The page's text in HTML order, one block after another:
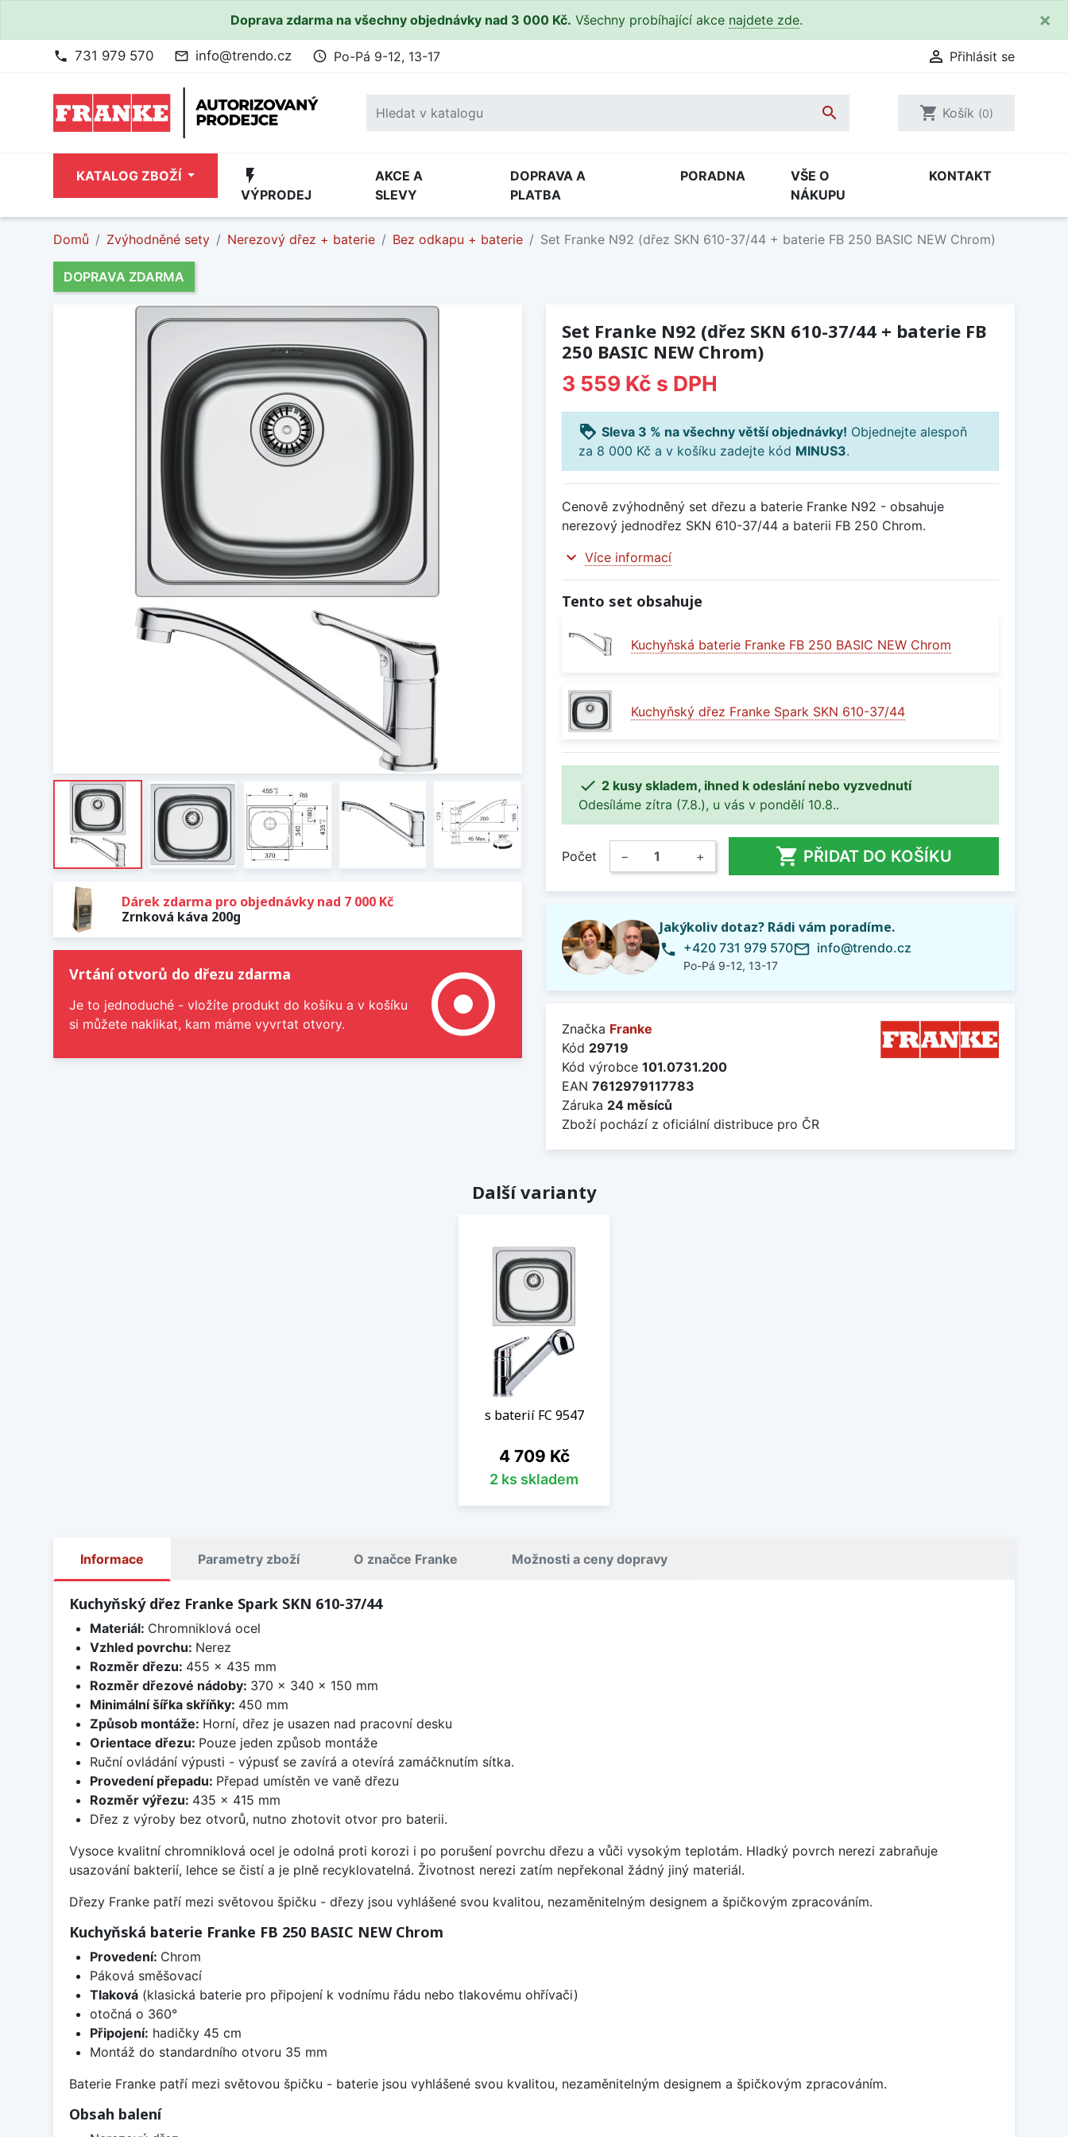
Doprava zdarma na všechny objednávky nad 3 000 Kč. Všechny probíhající akce najdete zde. ×
phone 731 979 570 mail_outline info@trendo.cz access_time Po-Pá 9-12, 13-17  Přihlásit se
 shopping_cart Košík (0)
KATALOG ZBOŽÍ flash_on
VÝPRODEJ
AKCE A
SLEVY
DOPRAVA A
PLATBA
PORADNA
VŠE O
NÁKUPU
KONTAKT
Domů Zvýhodněné sety Nerezový dřez + baterie Bez odkapu + baterie Set Franke N92 (dřez SKN 610-37/44 + baterie FB 250 BASIC NEW Chrom)
DOPRAVA ZDARMA
Dárek zdarma pro objednávky nad 7 000 Kč
Zrnková káva 200g
Vrtání otvorů do dřezu zdarma
Je to jednoduché - vložíte produkt do košíku a v košíku
si můžete naklikat, kam máme vyvrtat otvory.
adjust
Set Franke N92 (dřez SKN 610-37/44 + baterie FB
250 BASIC NEW Chrom)
3 559 Kč s DPH
loyalty Sleva 3 % na všechny větší objednávky! Objednejte alespoň
za 8 000 Kč a v košíku zadejte kód MINUS3.
Cenově zvýhodněný set dřezu a baterie Franke N92 - obsahuje
nerezový jednodřez SKN 610-37/44 a baterii FB 250 Chrom.
expand_more Více informací
Tento set obsahuje
Kuchyňská baterie Franke FB 250 BASIC NEW Chrom
Kuchyňský dřez Franke Spark SKN 610-37/44
 2 kusy skladem, ihned k odeslání nebo vyzvednutí
Odesíláme zítra (7.8.), u vás v pondělí 10.8..
Počet − +  PŘIDAT DO KOŠÍKU
Jakýkoliv dotaz? Rádi vám poradíme.
phone +420 731 979 570
Po-Pá 9-12, 13-17
mail_outline info@trendo.cz
Značka Franke
Kód 29719
Kód výrobce 101.0731.200
EAN 7612979117783
Záruka 24 měsíců
Zboží pochází z oficiální distribuce pro ČR
Další varianty
s baterií FC 9547
Cena
4 709 Kč
2 ks skladem
Informace Parametry zboží O značce Franke Možnosti a ceny dopravy
Kuchyňský dřez Franke Spark SKN 610-37/44
Materiál: Chromniklová ocel
Vzhled povrchu: Nerez
Rozměr dřezu: 455 x 435 mm
Rozměr dřezové nádoby: 370 x 340 x 150 mm
Minimální šířka skříňky: 450 mm
Způsob montáže: Horní, dřez je usazen nad pracovní desku
Orientace dřezu: Pouze jeden způsob montáže
Ruční ovládání výpusti - výpusť se zavírá a otevírá zamáčknutím sítka.
Provedení přepadu: Přepad umístěn ve vaně dřezu
Rozměr výřezu: 435 x 415 mm
Dřez z výroby bez otvorů, nutno zhotovit otvor pro baterii.
Vysoce kvalitní chromniklová ocel je odolná proti korozi i po porušení povrchu dřezu a vůči vysokým teplotám. Hladký povrch nerezi zabraňuje
usazování bakterií, lehce se čistí a je plně recyklovatelná. Životnost nerezi zatím nepřekonal žádný jiný materiál.
Dřezy Franke patří mezi světovou špičku - dřezy jsou vyhlášené svou kvalitou, nezaměnitelným designem a špičkovým zpracováním.
Kuchyňská baterie Franke FB 250 BASIC NEW Chrom
Provedení: Chrom
Páková směšovací
Tlaková(klasická baterie pro připojení k vodnímu řádu nebo tlakovému ohřívači)
otočná o 360°
Připojení: hadičky 45 cm
Montáž do standardního otvoru 35 mm
Baterie Franke patří mezi světovou špičku - baterie jsou vyhlášené svou kvalitou, nezaměnitelným designem a špičkovým zpracováním.
Obsah balení